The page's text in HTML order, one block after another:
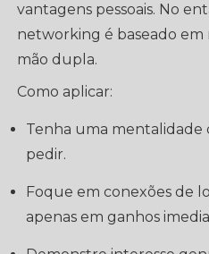
vantagens pessoais. No
networking é baseado em
mão dupla.
Como aplicar:
Tenha uma mentalidade de contribuir antes de
pedir.
Foque em conexões de longo prazo, e não
apenas em ganhos